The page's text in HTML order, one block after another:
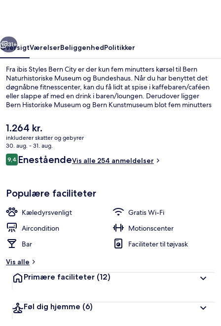
Næste
31+
OversigtVærelserBeliggenhedPolitikker
Fra ibis Styles Bern City er der kun fem minutters kørsel til Bern
Naturhistoriske Museum og Bundeshaus. Når du har benyttet det
døgnåbne fitnesscenter, kan du få lidt at spise i kaffebaren/caféen
eller slappe af med en drink i baren/loungen. Derudover ligger
Bern Historiske Museum og Bern Kunstmuseum blot fem minutters
personale og generelle forhold.
Den
nuværende
pris
er
1.264 kr.
1.264 kr.
inkluderer skatter og gebyrer
30. aug. - 31. aug.
Anmeldelser
9,49,4 ud af 10.
EneståendeVis alle 254 anmeldelser
Populære faciliteter
Kæledyrsvenligt
Gratis Wi-Fi
Aircondition
Motionscenter
Bar
Faciliteter til tøjvask
Vis alle
Primære faciliteter (12)
Føl dig hjemme (6)